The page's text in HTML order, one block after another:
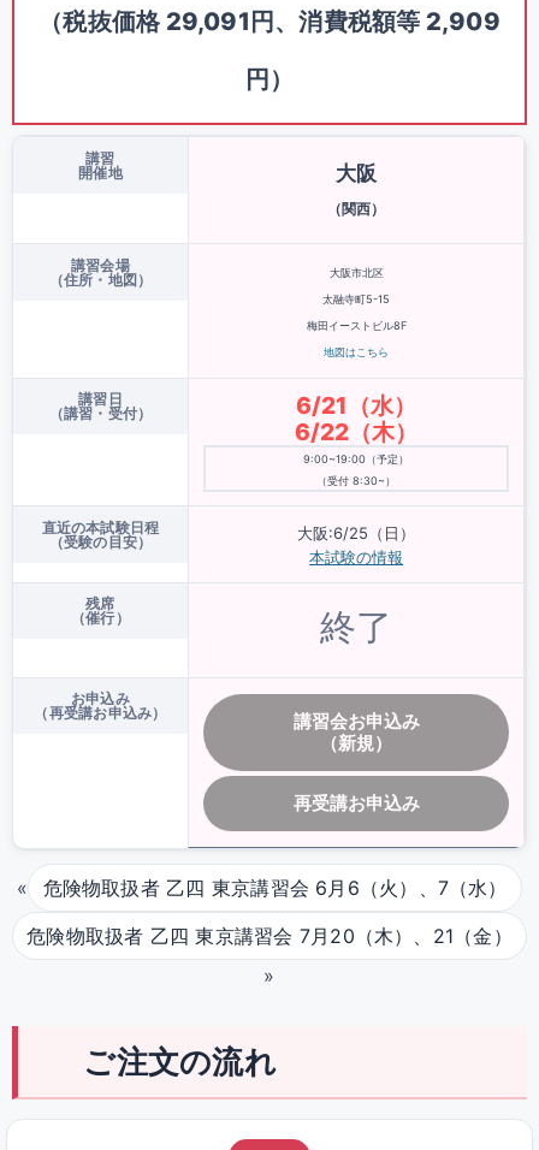
（税抜価格 29,091円、消費税額等 2,909
円）
講習
開催地
大阪
（関西）
講習会場
（住所・地図）
大阪市北区
太融寺町5-15
梅田イーストビル8F
地図はこちら
講習日
（講習・受付）
6/21（水）
6/22（木）
9:00~19:00（予定）
（受付 8:30~）
直近の本試験日程
（受験の目安）
大阪:6/25（日）
本試験の情報
残席
（催行）
終了
お申込み
（再受講お申込み）
講習会お申込み
（新規）
再受講お申込み
«
危険物取扱者 乙四 東京講習会 6月6（火）、7（水）
危険物取扱者 乙四 東京講習会 7月20（木）、21（金）
»
ご注文の流れ